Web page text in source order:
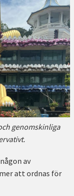
genomskinliga
av
att ordnas för